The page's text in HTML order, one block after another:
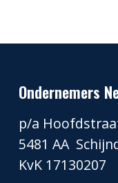
Ondernemers
p/a
5481 AA
KvK 17130207